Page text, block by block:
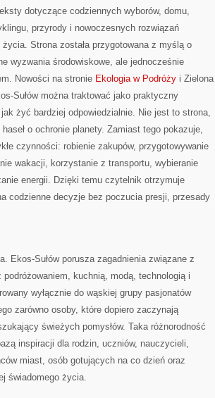
dotyczące codziennych wyborów, domu,
przyrody i nowoczesnych rozwiązań
Strona została przygotowana z myślą o
wyzwania środowiskowe, ale jednocześnie
Nowości na stronie Ekologia w Podróży i Zielona
Sułów można traktować jako praktyczny
żyć bardziej odpowiedzialnie. Nie jest to strona,
o ochronie planety. Zamiast tego pokazuje,
czynności: robienie zakupów, przygotowywanie
wakacji, korzystanie z transportu, wybieranie
energii. Dzięki temu czytelnik otrzymuje
codzienne decyzje bez poczucia presji, przesady
Ekos-Sułów porusza zagadnienia związane z
kuchnią, modą, technologią i
wyłącznie do wąskiej grupy pasjonatów
zarówno osoby, które dopiero zaczynają
świeżych pomysłów. Taka różnorodność
inspiracji dla rodzin, uczniów, nauczycieli,
miast, osób gotujących na co dzień oraz
świadomego życia.